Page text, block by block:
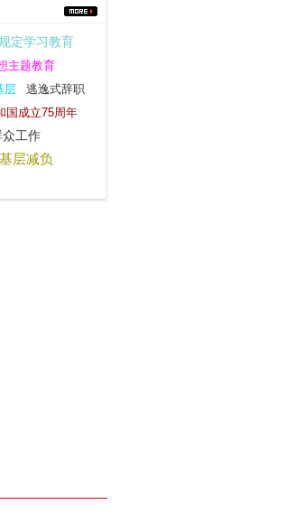
定学习教育
主题教育
层
逃逸式辞职
国成立75周年
众工作
层减负